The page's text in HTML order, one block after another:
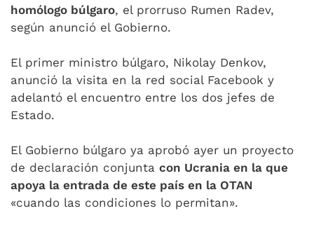
homólogo búlgaro, el prorruso Rumen Radev,
según anunció el Gobierno.
El primer ministro búlgaro, Nikolay Denkov,
anunció la visita en la red social Facebook y
adelantó el encuentro entre los dos jefes de
Estado.
El Gobierno búlgaro ya aprobó ayer un proyecto
de declaración conjunta con Ucrania en la que
apoya la entrada de este país en la OTAN
«cuando las condiciones lo permitan».